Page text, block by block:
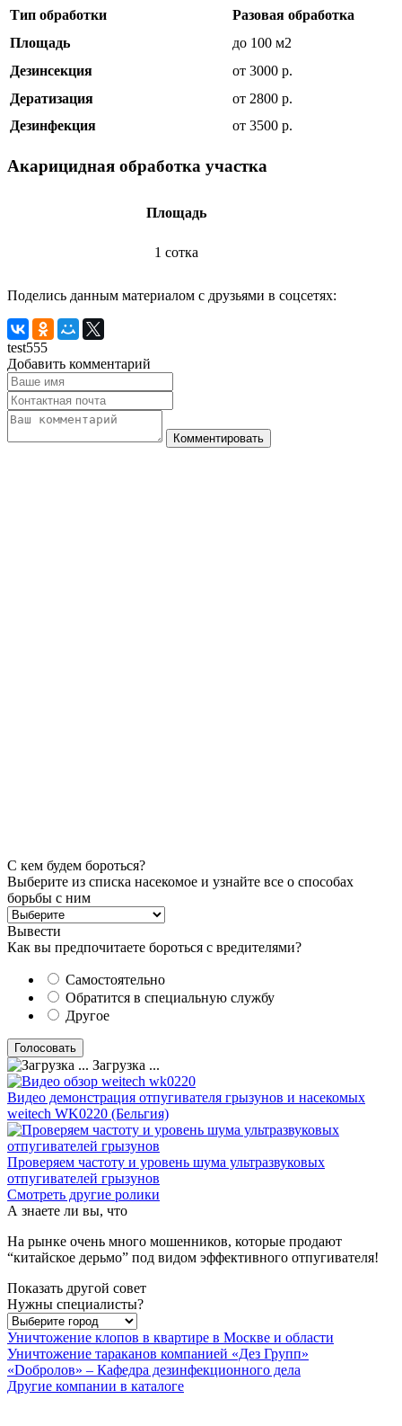
Тип обработки
Разовая обработка
Площадь
до 100 м2
Дезинсекция
от 3000 р.
Дератизация
от 2800 р.
Дезинфекция
от 3500 р.
Акарицидная обработка участка
Площадь
1 сотка
Поделись данным материалом с друзьями в соцсетях:
test555
Добавить комментарий
С кем будем бороться?
Выберите из списка насекомое и узнайте все о способах
борьбы с ним
Вывести
Как вы предпочитаете бороться с вредителями?
Самостоятельно
Обратится в специальную службу
Другое
Загрузка ...
Видео демонстрация отпугивателя грызунов и насекомых
weitech WK0220 (Бельгия)
Проверяем частоту и уровень шума ультразвуковых
отпугивателей грызунов
Смотреть другие ролики
А знаете ли вы, что
На рынке очень много мошенников, которые продают
“китайское дерьмо” под видом эффективного отпугивателя!
Показать другой совет
Нужны специалисты?
Уничтожение клопов в квартире в Москве и области
Уничтожение тараканов компанией «Дез Групп»
«Dобролов» – Кафедра дезинфекционного дела
Другие компании в каталоге